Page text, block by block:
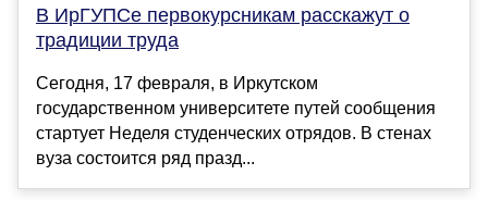
В ИрГУПСе первокурсникам расскажут о
традиции труда
Сегодня, 17 февраля, в Иркутском
государственном университете путей сообщения
стартует Неделя студенческих отрядов. В стенах
вуза состоится ряд празд...